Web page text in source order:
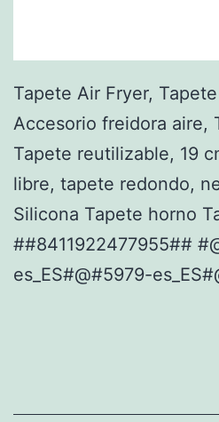
Tapete Air Fryer,
Accesorio freidora aire,
Tapete reutilizable, 19
libre, tapete redondo,
Silicona Tapete horno
##8411922477955##
es_ES#@#5979-